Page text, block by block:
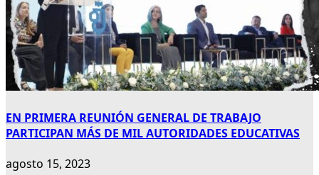
EN PRIMERA REUNIÓN GENERAL DE TRABAJO
PARTICIPAN MÁS DE MIL AUTORIDADES EDUCATIVAS
agosto 15, 2023